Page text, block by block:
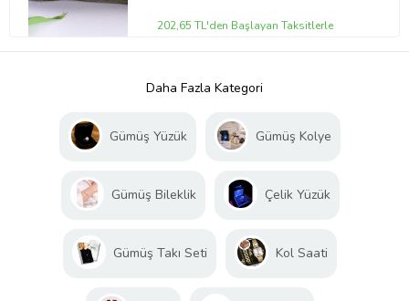
202,65 TL'den Başlayan Taksitlerle
Daha Fazla Kategori
Gümüş Yüzük Gümüş Kolye
Gümüş Bileklik Çelik Yüzük
Gümüş Takı Seti Kol Saati